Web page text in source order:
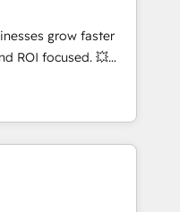
marketing and
enablement tools
strategies with
2,000+
across marketing,
grow faster
ROI focused. 💥
that can help you
your teams to
and improve user
results.
your